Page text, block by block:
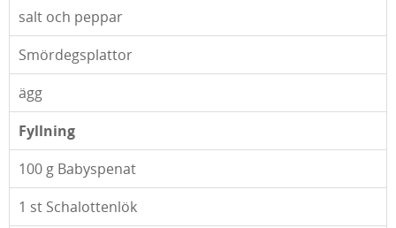
salt och peppar
Smördegsplattor
ägg
Fyllning
100 g Babyspenat
1 st Schalottenlök